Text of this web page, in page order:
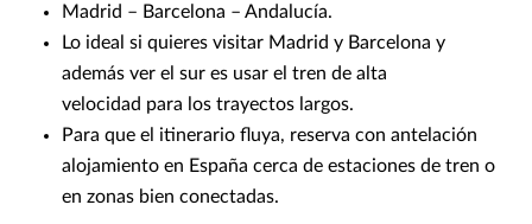
Madrid – Barcelona – Andalucía.
Lo ideal si quieres visitar Madrid y Barcelona y
además ver el sur es usar el tren de alta
velocidad para los trayectos largos.
Para que el itinerario fluya, reserva con antelación
alojamiento en España cerca de estaciones de tren o
en zonas bien conectadas.